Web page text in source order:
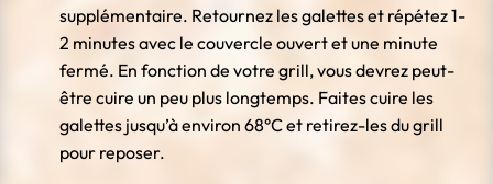
supplémentaire. Retournez les galettes et répétez 1-
2 minutes avec le couvercle ouvert et une minute
fermé. En fonction de votre grill, vous devrez peut-
être cuire un peu plus longtemps. Faites cuire les
galettes jusqu’à environ 68°C et retirez-les du grill
pour reposer.